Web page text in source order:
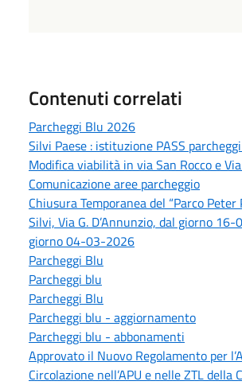
Contenuti correlati
Parcheggi Blu 2026
Silvi Paese : istituzione PASS
Modifica viabilità in via San Rocco e
Comunicazione aree parcheggio
Chiusura Temporanea del “Parco Peter
Silvi, Via G. D’Annunzio, dal giorno
giorno 04-03-2026
Parcheggi Blu
Parcheggi blu
Parcheggi Blu
Parcheggi blu - aggiornamento
Parcheggi blu - abbonamenti
Approvato il Nuovo Regolamento per
Circolazione nell’APU e nelle ZTL della